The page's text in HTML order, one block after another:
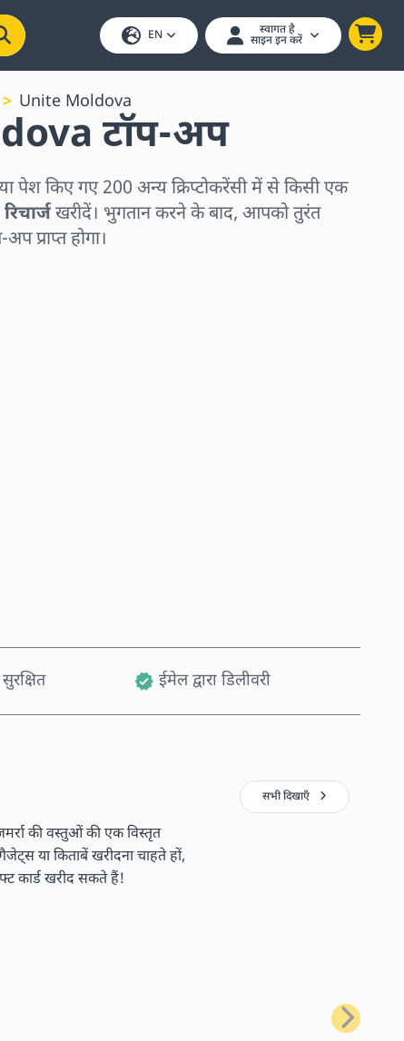
EN स्वागत है
साइन इन करें
Unite Moldova
टॉप-अप
पेश किए गए 200 अन्य क्रिप्टोकरेंसी में से किसी एक
खरीदें। भुगतान करने के बाद, आपको तुरंत
प्राप्त होगा।
ईमेल द्वारा डिलीवरी
की वस्तुओं की एक विस्तृत
या किताबें खरीदना चाहते हों,
कार्ड खरीद सकते हैं!
सभी दिखाएँ
अगला